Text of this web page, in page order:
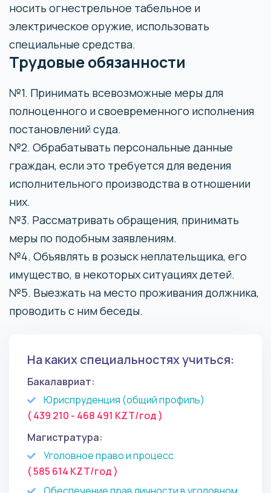
носить огнестрельное табельное и
электрическое оружие, использовать
специальные средства.
Трудовые обязанности
№1. Принимать всевозможные меры для
полноценного и своевременного исполнения
постановлений суда.
№2. Обрабатывать персональные данные
граждан, если это требуется для ведения
исполнительного производства в отношении
них.
№3. Рассматривать обращения, принимать
меры по подобным заявлениям.
№4. Объявлять в розыск неплательщика, его
имущество, в некоторых ситуациях детей.
№5. Выезжать на место проживания должника,
проводить с ним беседы.
На каких специальностях учиться:
Бакалавриат:
Юриспруденция (общий профиль)
( 439 210 - 468 491 KZT/год )
Магистратура:
Уголовное право и процесс
( 585 614 KZT/год )